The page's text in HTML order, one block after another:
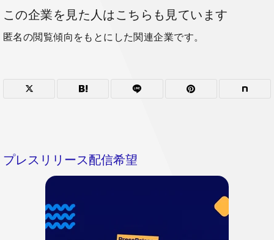
この企業を見た人はこちらも見ています
匿名の閲覧傾向をもとにした関連企業です。
プレスリリース配信希望